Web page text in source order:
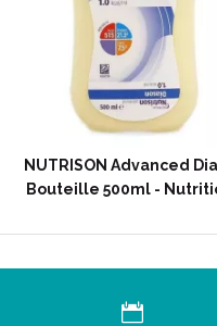
et de phosphore doivent
patients souffrant d’
Caractéristiques :
ArômeCHOCOLAT.
Une crème onctueuse qui
151 kcal.
Osmolarité : 450 mOsm/litre.
NUTRISON Advanced
Bouteille 500ml -